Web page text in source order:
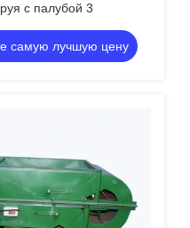
с палубой 3
самую лучшую цену